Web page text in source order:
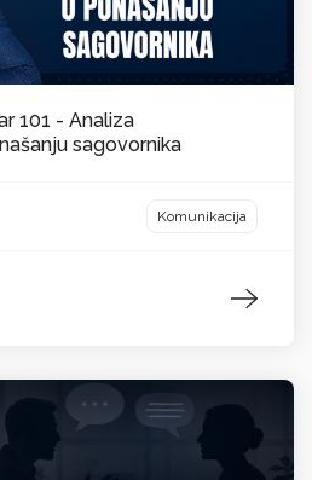
101 - Analiza
sagovornika
Komunikacija